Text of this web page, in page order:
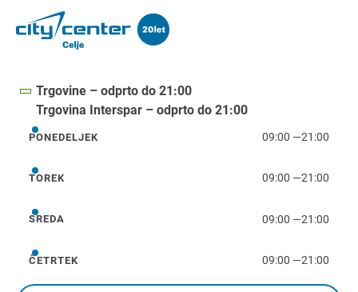
Trgovine – odprto do 21:00
Trgovina Interspar – odprto do 21:00
ponedeljek
PONEDELJEK 09:00 —21:00
torek
TOREK 09:00 —21:00
sreda
SREDA 09:00 —21:00
četrtek
ČETRTEK 09:00 —21:00